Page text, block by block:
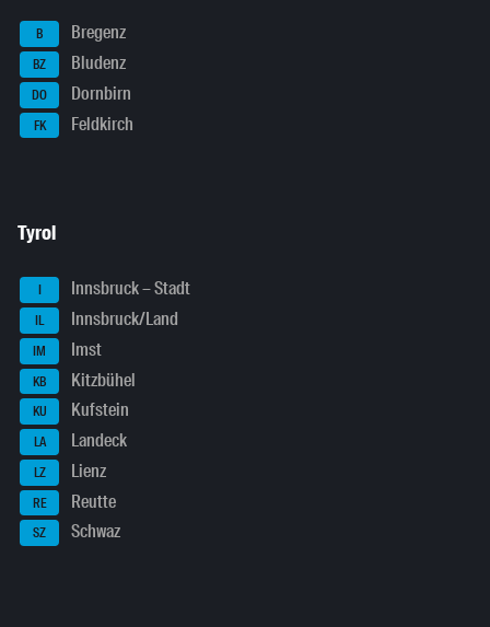
B Bregenz
BZ Bludenz
DO Dornbirn
FK Feldkirch
Tyrol
I Innsbruck – Stadt
IL Innsbruck/Land
IM Imst
KB Kitzbühel
KU Kufstein
LA Landeck
LZ Lienz
RE Reutte
SZ Schwaz